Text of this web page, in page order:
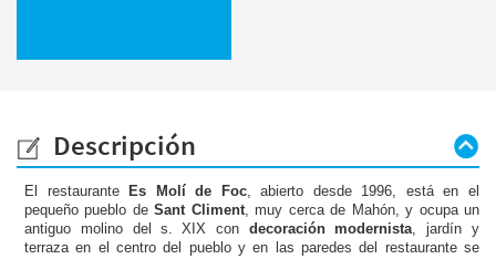
Descripción
El restaurante Es Molí de Foc, abierto desde 1996, está en el
pequeño pueblo deSant Climent, muy cerca de Mahón, y ocupa un
antiguo molino del s.
XIX con decoración modernista, jardín y
terraza en el centro del pueblo y en las paredes del restaurante se